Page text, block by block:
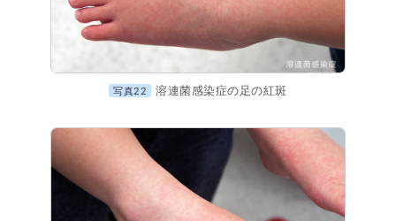
写真22 溶連菌感染症の足の紅斑